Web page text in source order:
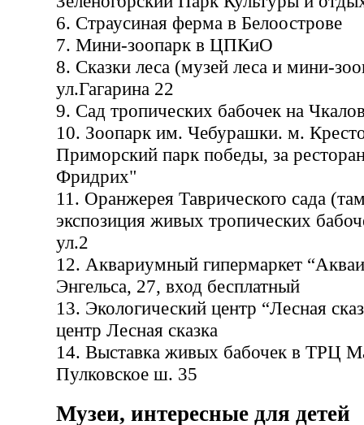
6. Страусиная ферма в Белоострове
7. Мини-зоопарк в ЦПКиО
8. Сказки леса (музей леса и мини-
ул.Гагарина 22
9. Сад тропических бабочек на
10. Зоопарк им. Чебурашки. м.
Приморский парк победы, за
Фридрих"
11. Оранжерея Таврического сада
экспозиция живых тропических
ул.2
12. Аквариумный гипермаркет
Энгельса, 27, вход бесплатный
13. Экологический центр “Лесная
центр Лесная сказка
14. Выставка живых бабочек в ТРЦ
Пулковское ш. 35
Музеи, интересные для детей